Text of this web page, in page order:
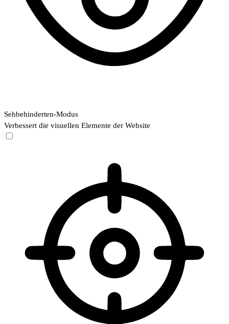
Sehbehinderten-Modus
Verbessert die visuellen Elemente der Website